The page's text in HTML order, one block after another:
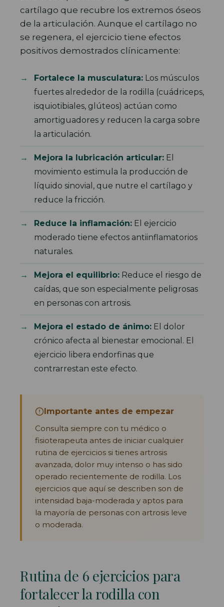
cartílago que recubre los extremos óseos
de la articulación. Aunque el cartílago no
se regenera, el ejercicio tiene efectos
positivos demostrados clínicamente:
Fortalece la musculatura: Los músculos
fuertes alrededor de la rodilla (cuádriceps,
isquiotibiales, glúteos) actúan como
amortiguadores y reducen la carga sobre
la articulación.
Mejora la lubricación articular: El
movimiento estimula la producción de
líquido sinovial, que nutre el cartílago y
reduce la fricción.
Reduce la inflamación: El ejercicio
moderado tiene efectos antiinflamatorios
naturales.
Mejora el equilibrio: Reduce el riesgo de
caídas, que son especialmente peligrosas
en personas con artrosis.
Mejora el estado de ánimo: El dolor
crónico afecta al bienestar emocional. El
ejercicio libera endorfinas que
contrarrestan este efecto.
Importante antes de empezar
Consulta siempre con tu médico o
fisioterapeuta antes de iniciar cualquier
rutina de ejercicios si tienes artrosis
avanzada, dolor muy intenso o has sido
operado recientemente de rodilla. Los
ejercicios que aquí se describen son de
intensidad baja-moderada y aptos para
la mayoría de personas con artrosis leve
o moderada.
Rutina de 6 ejercicios para
fortalecer la rodilla con